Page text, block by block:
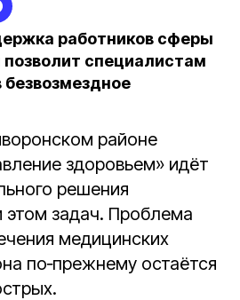
работников сферы
специалистам
районе
здоровьем» идёт
решения
задач. Проблема
медицинских
по‑прежнему остаётся